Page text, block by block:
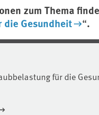
zum Thema
die Gesundheit
“.
für die